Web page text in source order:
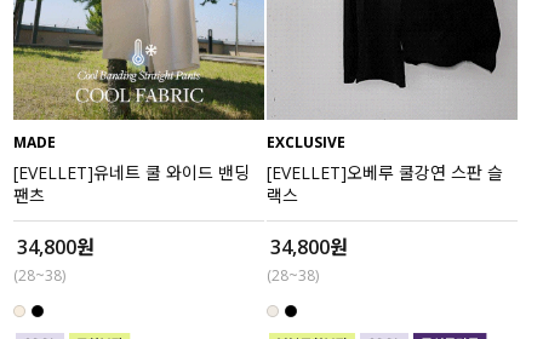
MADE
[EVELLET]유네트 쿨 와이드 밴딩
팬츠
34,800원
(28~38)
EXCLUSIVE
[EVELLET]오베루 쿨강연 스판 슬
랙스
34,800원
(28~38)